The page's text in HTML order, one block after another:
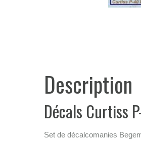
Description
Décals Curtiss
Set de décalcomanies